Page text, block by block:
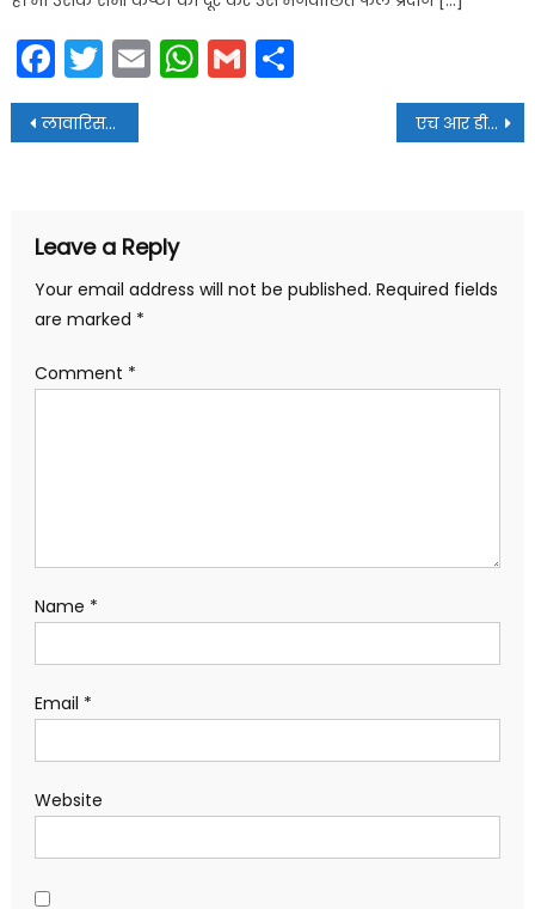
Facebook
Twitter
EmailWhatsApp
Gmail
Post
navigation
लावारिस लाश को न्याय दिलाने के लिए हरिद्वार पुलिस की कसरत लाई रंग एच आर डी ए का कारनामा : पार्षद के अनाधिकृत होटल का हिस्सा ध्वस्त करने की कार्रवाई सिर्फ नोटिस तक सिमटी
Leave a Reply
Your email address will not be published. Required fields
are marked *
Comment *
Name *
Email *
Website